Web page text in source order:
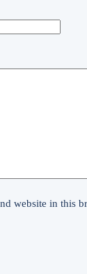
website in this